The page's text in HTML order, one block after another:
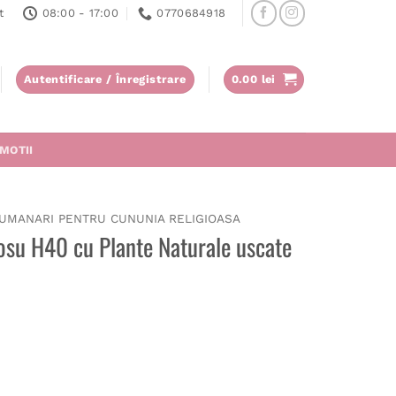
08:00 - 17:00 0770684918
Autentificare / Înregistrare 0.00 lei
PENTRU CUNUNIA RELIGIOASA
H40 cu Plante Naturale uscate